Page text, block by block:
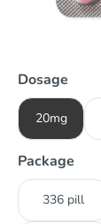
Dosage
20mg
Package
336 pill